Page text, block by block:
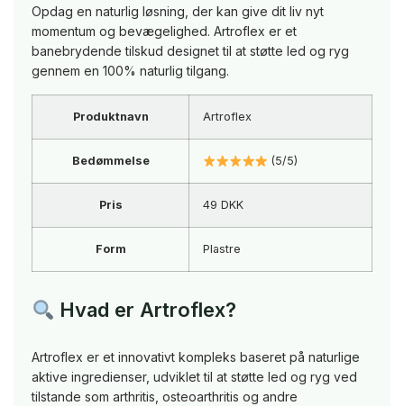
Opdag en naturlig løsning, der kan give dit liv nyt
momentum og bevægelighed. Artroflex er et
banebrydende tilskud designet til at støtte led og ryg
gennem en 100% naturlig tilgang.
Produktnavn Artroflex
Bedømmelse (5/5)
Pris 49 DKK
Form Plastre
Hvad er Artroflex?
Artroflex er et innovativt kompleks baseret på naturlige
aktive ingredienser, udviklet til at støtte led og ryg ved
tilstande som arthritis, osteoarthritis og andre